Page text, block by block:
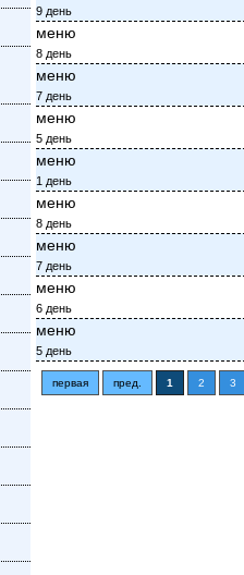
9 день
меню
8 день
меню
7 день
меню
5 день
меню
1 день
меню
8 день
меню
7 день
меню
6 день
меню
5 день
первая пред. 1 2 3